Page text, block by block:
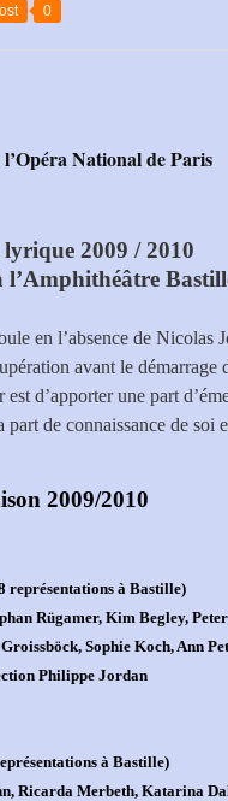
0
l’Opéra National de Paris
2009 / 2010
l’Amphithéâtre
en l’absence de Nicolas
avant le démarrage
d’apporter une part
de connaissance de soi
2009/2010
représentations à Bastille)
Rügamer, Kim Begley,
Sophie Koch, Ann
Philippe Jordan
à Bastille)
Ricarda Merbeth, Katarina